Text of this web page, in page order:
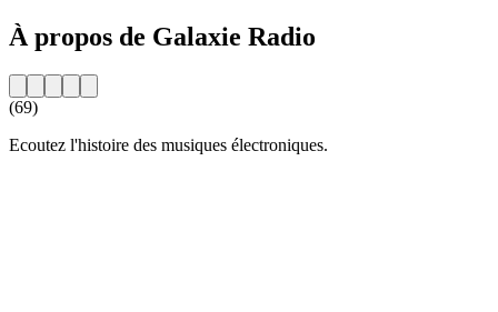
À propos de Galaxie Radio
(69)
Ecoutez l'histoire des musiques électroniques.